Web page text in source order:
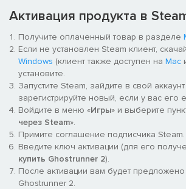
экспериментов.
Погружение в мир, захватывающий дух
Овладейте Кибербездной, если хотите
новыми непростыми противниками,
Активация продукта в
Получите оплаченный товар в разделе
Если не установлен Steam клиент,
Windows (клиент также доступен на Mac
установите.
Запустите Steam, зайдите в свой
зарегистрируйте новый, если у вас его
Войдите в меню «Игры» и выберите
через Steam».
Примите соглашение подписчика Steam.
Введите ключ активации (для его
купить Ghostrunner 2).
После активации вам будет предложено
Ghostrunner 2.